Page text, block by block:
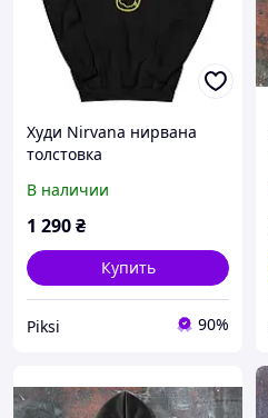
Худи Nirvana нирвана
толстовка
В наличии
1 290₴
Купить
Piksi 90%